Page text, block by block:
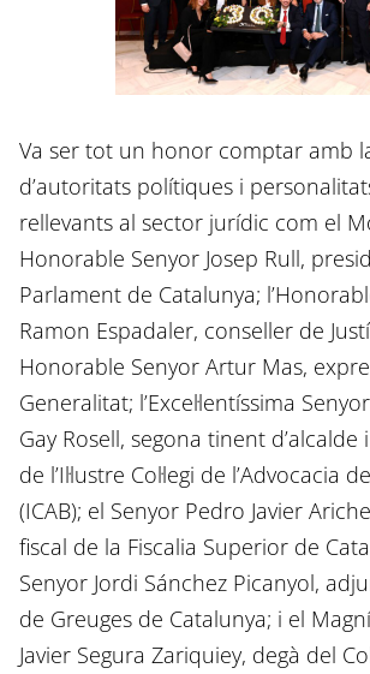
Va ser tot un honor comptar amb
d’autoritats polítiques i
rellevants al sector jurídic com el
Honorable Senyor Josep Rull,
Parlament de Catalunya;
Ramon Espadaler, conseller de
Honorable Senyor Artur Mas,
Generalitat; l’Excel·lentíssima
Gay Rosell, segona tinent d’alcalde
de l’Il·lustre Col·legi de l’Advocacia
(ICAB); el Senyor Pedro Javier
fiscal de la Fiscalia Superior de
Senyor Jordi Sánchez Picanyol,
de Greuges de Catalunya; i el
Javier Segura Zariquiey, degà del